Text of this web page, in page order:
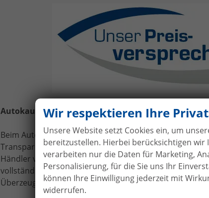
Wir respektieren Ihre
Unsere Website setzt Cookies ein, um
bereitzustellen. Hierbei berücksichtigen wir
verarbeiten nur die Daten für Marketing,
Personalisierung, für die Sie uns Ihr
können Ihre Einwilligung jederzeit mit
widerrufen.
Autokauf ohne Anzahlungbei Vertragsabschluss
Beim Automobilhandel von der Forst genießen Sie
Transparenz. Bei uns leisten Sie keine Anzahlung bei
Händler verlangen bereits bei Unterzeichnung des
vollständige Vorauszahlung. Wir gehen bewusst einen
Überzeugung und im Sinne unserer Kunden.